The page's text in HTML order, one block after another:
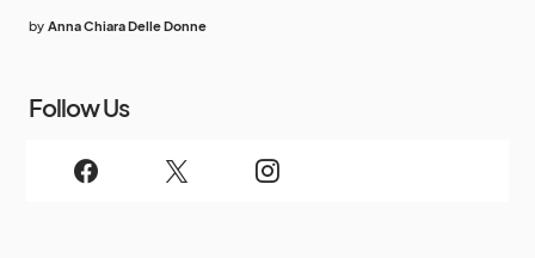
by Anna Chiara Delle Donne
Follow Us